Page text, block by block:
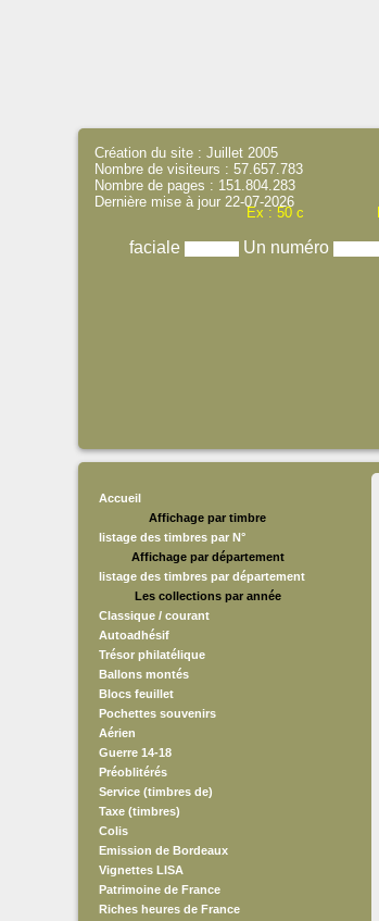
Ex : 50 c
faciale Un numéro
Création du site : Juillet 2005
Nombre de visiteurs : 57.657.783
Nombre de pages : 151.804.283
Dernière mise à jour 22-07-2026
Accueil
Affichage par timbre
listage des timbres par N°
Affichage par département
listage des timbres par département
Les collections par année
Classique / courant
Autoadhésif
Trésor philatélique
Ballons montés
Blocs feuillet
Pochettes souvenirs
Aérien
Guerre 14-18
Préoblitérés
Service (timbres de)
Taxe (timbres)
Colis
Emission de Bordeaux
Vignettes LISA
Patrimoine de France
Riches heures de France